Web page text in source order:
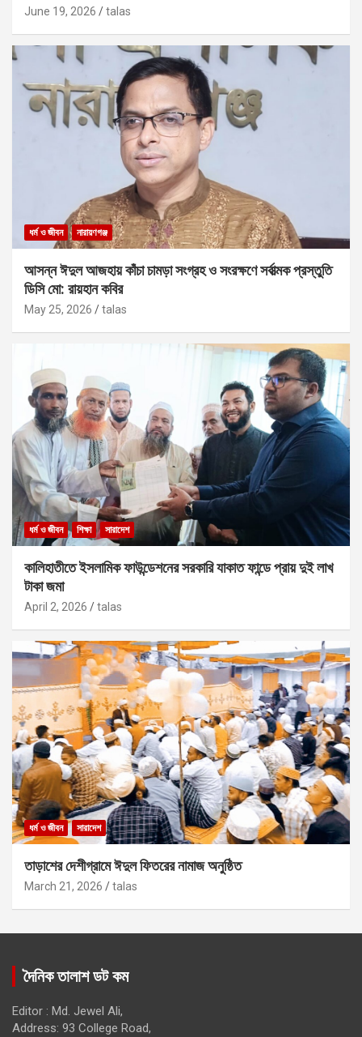
June 19, 2026 talas
ধর্ম ও জীবন নারায়ণগঞ্জ
আসন্ন ঈদুল আজহায় কাঁচা চামড়া সংগ্রহ ও সংরক্ষণে সর্বাত্মক প্রস্তুতি
ডিসি মো: রায়হান কবির
May 25, 2026 talas
ধর্ম ও জীবন শিক্ষা সারাদেশ
কালিহাতীতে ইসলামিক ফাউন্ডেশনের সরকারি যাকাত ফান্ডে প্রায় দুই লাখ
টাকা জমা
April 2, 2026 talas
ধর্ম ও জীবন সারাদেশ
তাড়াশের দেশীগ্রামে ঈদুল ফিতরের নামাজ অনুষ্ঠিত
March 21, 2026 talas
দৈনিক তালাশ ডট কম
Editor : Md. Jewel Ali,
Address: 93 College Road,